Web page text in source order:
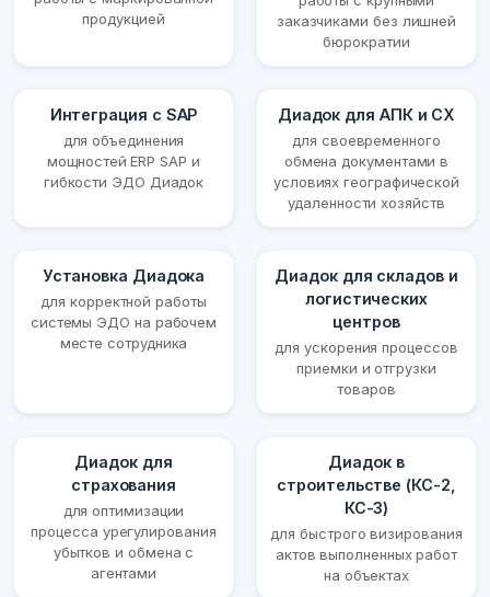
продукцией
заказчиками без лишней
бюрократии
Интеграция с SAP
для объединения
мощностей ERP SAP и
гибкости ЭДО Диадок
Диадок для АПК и СХ
для своевременного
обмена документами в
условиях географической
удаленности хозяйств
Установка Диадока
для корректной работы
системы ЭДО на рабочем
месте сотрудника
Диадок для складов и
логистических
центров
для ускорения процессов
приемки и отгрузки
товаров
Диадок для
страхования
для оптимизации
процесса урегулирования
убытков и обмена с
агентами
Диадок в
строительстве (КС-2,
КС-3)
для быстрого визирования
актов выполненных работ
на объектах